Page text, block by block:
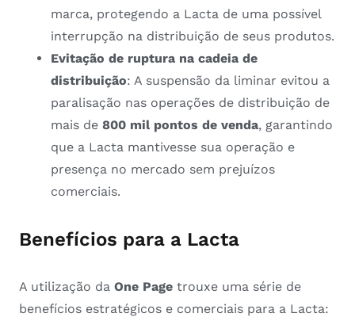
marca, protegendo a Lacta de uma possível
interrupção na distribuição de seus produtos.
Evitação de ruptura na cadeia de
distribuição: A suspensão da liminar evitou a
paralisação nas operações de distribuição de
mais de 800 mil pontos de venda, garantindo
que a Lacta mantivesse sua operação e
presença no mercado sem prejuízos
comerciais.
Benefícios para a Lacta
A utilização da One Page trouxe uma série de
benefícios estratégicos e comerciais para a Lacta: